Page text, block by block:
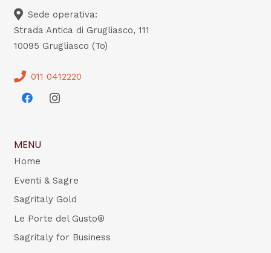
Sede operativa:
Strada Antica di Grugliasco, 111
10095 Grugliasco (To)
011 0412220
MENU
Home
Eventi & Sagre
Sagritaly Gold
Le Porte del Gusto®
Sagritaly for Business